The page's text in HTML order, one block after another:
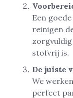
Een
reinigen
stofvrij is.
De juiste
We
perfect